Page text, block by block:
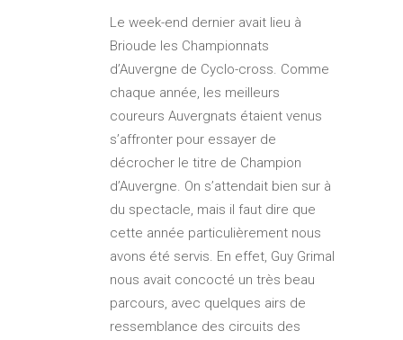
Le week-end dernier avait lieu à
Brioude les Championnats
d’Auvergne de Cyclo-cross. Comme
chaque année, les meilleurs
coureurs Auvergnats étaient venus
s’affronter pour essayer de
décrocher le titre de Champion
d’Auvergne. On s’attendait bien sur à
du spectacle, mais il faut dire que
cette année particulièrement nous
avons été servis. En effet, Guy Grimal
nous avait concocté un très beau
parcours, avec quelques airs de
ressemblance des circuits des